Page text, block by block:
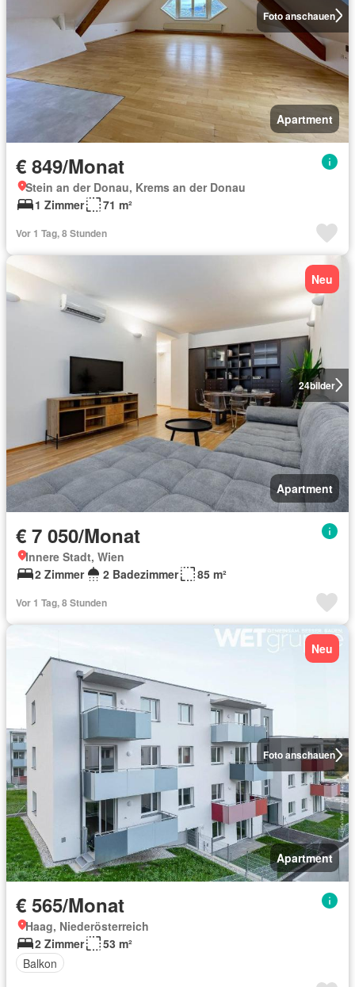
Foto anschauen
Apartment
€ 849/Monat
Stein an der Donau, Krems an der Donau
1 Zimmer
71 m²
Vor 1 Tag, 8 Stunden
24bilder
Neu
Apartment
€ 7 050/Monat
Innere Stadt, Wien
2 Zimmer
2 Badezimmer 85 m²
Vor 1 Tag, 8 Stunden
Foto anschauen
Neu
Apartment
€ 565/Monat
Haag, Niederösterreich
2 Zimmer
53 m²
Balkon